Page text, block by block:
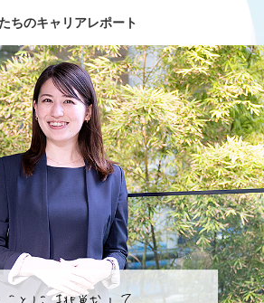
ちのキャリアレポート